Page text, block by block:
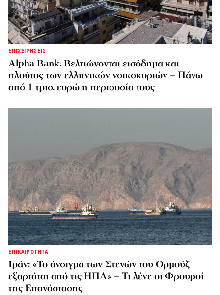
ΕΠΙΧΕΙΡΗΣΕΙΣ
Alpha Bank: Βελτιώνονται εισόδημα και
πλούτος των ελληνικών νοικοκυριών – Πάνω
από 1 τρισ. ευρώ η περιουσία τους
ΕΠΙΚΑΙΡΟΤΗΤΑ
Ιράν: «Το άνοιγμα των Στενών του Ορμούζ
εξαρτάται από τις ΗΠΑ» – Τι λένε οι Φρουροί
της Επανάστασης